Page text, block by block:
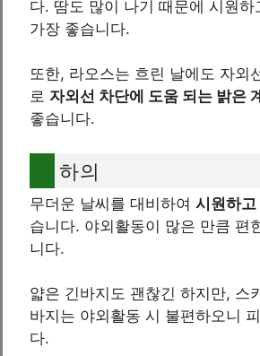
다. 땀도 많이 나기 때문에 시원하
가장 좋습니다.
또한, 라오스는 흐린 날에도 자외
로 자외선 차단에 도움 되는 밝은
좋습니다.
하의
무더운 날씨를 대비하여 시원하고
습니다. 야외활동이 많은 만큼 편
니다.
얇은 긴바지도 괜찮긴 하지만, 스
바지는 야외활동 시 불편하오니
다.